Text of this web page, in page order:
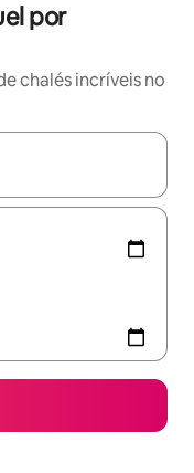
por
chalés incríveis no
explore-os